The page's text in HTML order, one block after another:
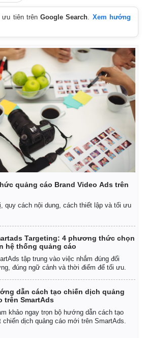
ưu tiên trênGoogle Search. Xem hướng
quảng cáo Brand Video Ads trên
quy cách nội dung, cách thiết lập và tối ưu
Targeting: 4 phương thức chọn
hệ thống quảng cáo
tập trung vào việc nhắm đúng đối
đúng ngữ cảnh và thời điểm để tối ưu.
dẫn cách tạo chiến dịch quảng
trên SmartAds
khảo ngay trọn bộ hướng dẫn cách tạo
chiến dịch quảng cáo mới trên SmartAds.